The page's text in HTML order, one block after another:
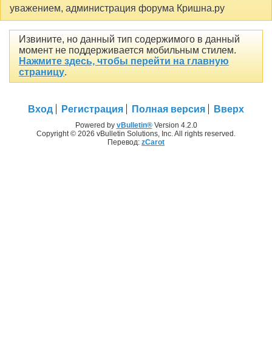
уважением, администрация форума Кришна.ру
Извините, но данный тип содержимого в данный
момент не поддерживается мобильным стилем.
Нажмите здесь, чтобы перейти на главную
страницу.
Вход Регистрация Полная версия Вверх
Powered by vBulletin®Version 4.2.0
Copyright © 2026 vBulletin Solutions, Inc. All rights reserved.
Перевод: zCarot